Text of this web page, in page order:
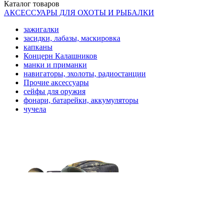
Каталог товаров
АКСЕССУАРЫ ДЛЯ ОХОТЫ И РЫБАЛКИ
зажигалки
засидки, лабазы, маскировка
капканы
Концерн Калашников
манки и приманки
навигаторы, эхолоты, радиостанции
Прочие аксессуары
сейфы для оружия
фонари, батарейки, аккумуляторы
чучела